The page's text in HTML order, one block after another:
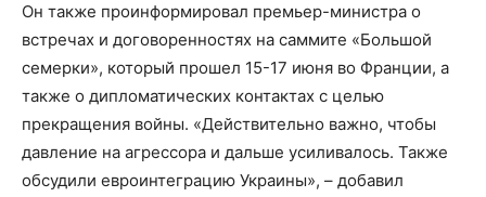
Он также проинформировал премьер-министра о
встречах и договоренностях на саммите «Большой
семерки», который прошел 15-17 июня во Франции, а
также о дипломатических контактах с целью
прекращения войны. «Действительно важно, чтобы
давление на агрессора и дальше усиливалось. Также
обсудили евроинтеграцию Украины», – добавил